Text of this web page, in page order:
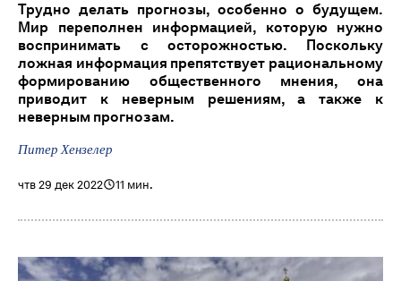
Трудно делать прогнозы, особенно о будущем.
Мир переполнен информацией, которую нужно
воспринимать с осторожностью. Поскольку
ложная информация препятствует рациональному
формированию общественного мнения, она
приводит к неверным решениям, а также к
неверным прогнозам.
Питер Хензелер
чтв 29 дек 2022 11 мин.